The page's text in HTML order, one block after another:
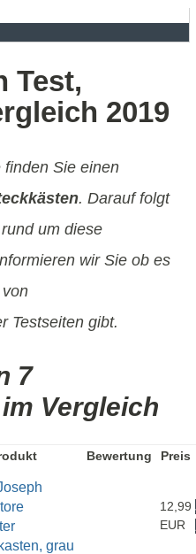
Test,
2019
finden Sie einen
. Darauf folgt
um diese
wir Sie ob es
Testseiten gibt.
7
Vergleich
Bewertung Preis
grau
12,99
EUR